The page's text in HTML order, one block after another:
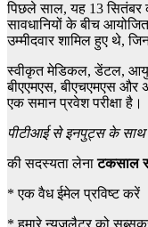
पिछले साल, यह 13 सितंबर
सावधानियों के बीच
उम्मीदवार शामिल हुए थे,
स्वीकृत मेडिकल, डेंटल,
बीएएमएस, बीएचएमएस और
एक समान प्रवेश परीक्षा है।
पीटीआई से इनपुट्स के साथ
की सदस्यता लेनाटकसाल
* एक वैध ईमेल प्रविष्ट करें